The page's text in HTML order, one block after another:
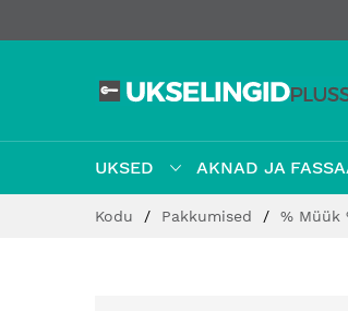
UKSED AKNAD JA
Kodu Pakkumised % Müük